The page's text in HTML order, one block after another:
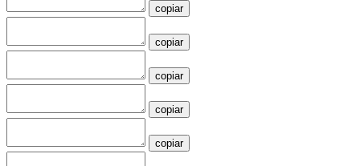
copiar
copiar
copiar
copiar
copiar